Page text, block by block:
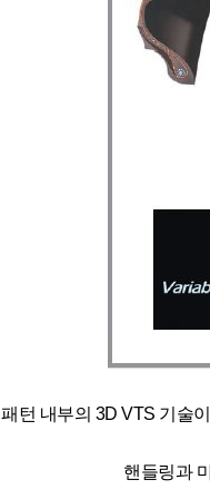
패턴 내부의 3D VTS 기술
핸들링과